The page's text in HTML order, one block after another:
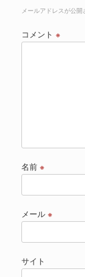
メールアドレスが公開
コメント ※
名前 ※
メール ※
サイト